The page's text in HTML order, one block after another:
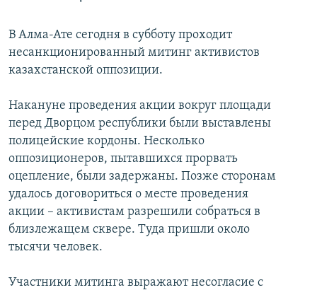
MULTIMEDIA
VIDEO
İNFOQRAFIKA
KARIKATURA
RADIO ARXIV
AZƏRBAYCAN ƏDƏBIYYATI KITABXANASI
İSLAM VƏ DEMOKRATIYA
İZ - MƏDƏNIYYƏT PROQRAMI
MISSIYAMIZ
PEŞƏ ETIKASI VƏ JURNALISTIKA STANDARTLARIMIZ
MATERIALLARIMIZDAN ISTIFADƏ
AZADLIQRADIOSU MOBIL TELEFONUNUZDA
BIZIMLƏ ƏLAQƏ
XƏBƏR BÜLLETENLƏRIMIZ
BIZI IZLƏ
RFE/RL-in bütün saytları
В Алма-Ате сегодня в субботу проходит
несанкционированный митинг активистов
казахстанской оппозиции.
Накануне проведения акции вокруг площади
перед Дворцом республики были выставлены
полицейские кордоны. Несколько
оппозиционеров, пытавшихся прорвать
оцепление, были задержаны. Позже сторонам
удалось договориться о месте проведения
акции – активистам разрешили собраться в
близлежащем сквере. Туда пришли около
тысячи человек.
Участники митинга выражают несогласие с